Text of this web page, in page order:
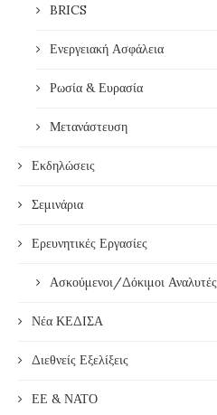
BRICS
Ενεργειακή Ασφάλεια
Ρωσία & Ευρασία
Μετανάστευση
Εκδηλώσεις
Σεμινάρια
Ερευνητικές Εργασίες
Ασκούμενοι/Δόκιμοι Αναλυτές
Νέα ΚΕΔΙΣΑ
Διεθνείς Εξελίξεις
ΕΕ & ΝΑΤΟ